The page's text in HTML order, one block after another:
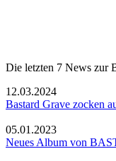
Die letzten 7 News zur
12.03.2024
Bastard Grave zocken
05.01.2023
Neues Album von